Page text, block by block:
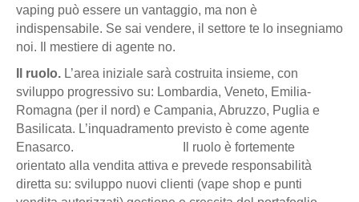
vaping può essere un vantaggio, ma non è
indispensabile. Se sai vendere, il settore te lo insegniamo
noi. Il mestiere di agente no.
Il ruolo. L’area iniziale sarà costruita insieme, con
sviluppo progressivo su: Lombardia, Veneto, Emilia-
Romagna (per il nord) e Campania, Abruzzo, Puglia e
Basilicata. L’inquadramento previsto è come agente
Enasarco. Il ruolo è fortemente
orientato alla vendita attiva e prevede responsabilità
diretta su: sviluppo nuovi clienti (vape shop e punti